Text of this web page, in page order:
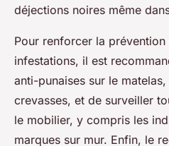
déjections noires même
Pour renforcer la prévention
infestations, il est
anti-punaises sur le
crevasses, et de surveiller
le mobilier, y compris les
marques sur mur. Enfin, le